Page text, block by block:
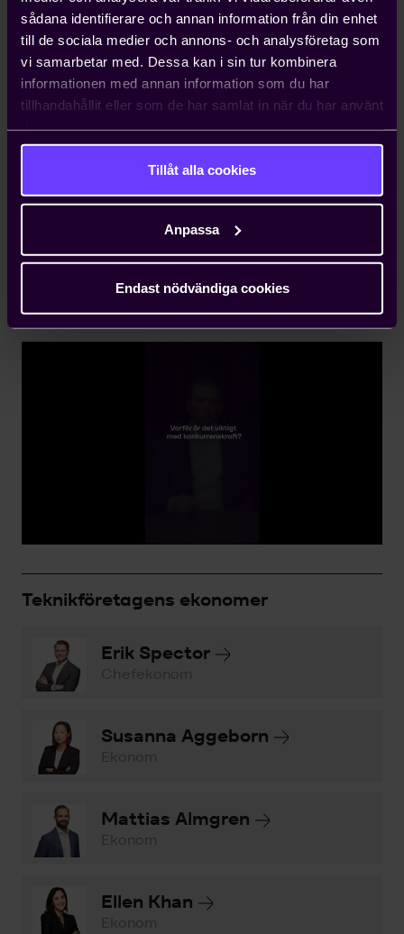
sådana identifierare och annan information från din enhet
till de sociala medier och annons- och analysföretag som
vi samarbetar med. Dessa kan i sin tur kombinera
informationen med annan information som du har
tillhandahållit eller som de har samlat in när du har använt
Tillåt alla cookies
Anpassa
Endast nödvändiga cookies
effektiva åtgärderna; exempelvis forskningspolitiken
och industripolitiken.
Slutligen är det viktigt att avvägningen mellan
löneökningar och arbetstid görs i ett sammanhang
– det är bara genom att analysera dem gemensamt
som man kan nå ett samhällsekonomiskt
autonomi värnas och något annat riskerar slå hårt
mot svensk konkurrenskraft och i förlängningen vårt
ekonomiska välstånd.
Se Teknikföretagens chefekonom Erik Spector
berätta om vikten av konkurrenskraft och mycket
mer i videon nedan.
Teknikföretagens ekonomer
Erik Spector
Chefekonom
Susanna Aggeborn
Ekonom
Mattias Almgren
Ekonom
Ellen Khan
Ekonom